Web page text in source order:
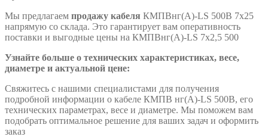
Мы предлагаем продажу кабеля КМПВнг(А)-LS 500В 7х25
напрямую со склада. Это гарантирует вам оперативность
поставки и выгодные цены на КМПВнг(А)-LS 7х2,5 500
Узнайте больше о технических характеристиках, весе,
диаметре и актуальной цене:
Свяжитесь с нашими специалистами для получения
подробной информации о кабеле КМПВ нг(А)-LS 500В, его
технических параметрах, весе и диаметре. Мы поможем вам
подобрать оптимальное решение для ваших задач и оформить
заказ